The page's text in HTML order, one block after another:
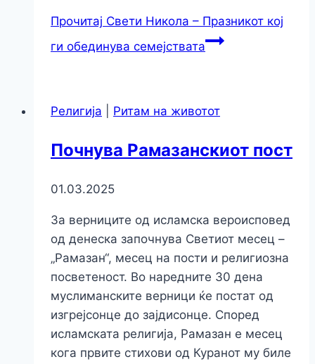
Прочитај Свети Никола – Празникот кој
ги обединува семејствата
Религија Ритам на животот
Почнува Рамазанскиот пост
01.03.2025
За верниците од исламска вероисповед
од денеска започнува Светиот месец –
„Рамазан“, месец на пости и религиозна
посветеност. Во наредните 30 дена
муслиманските верници ќе постат од
изгрејсонце до зајдисонце. Според
исламската религија, Рамазан е месец
кога првите стихови од Куранот му биле